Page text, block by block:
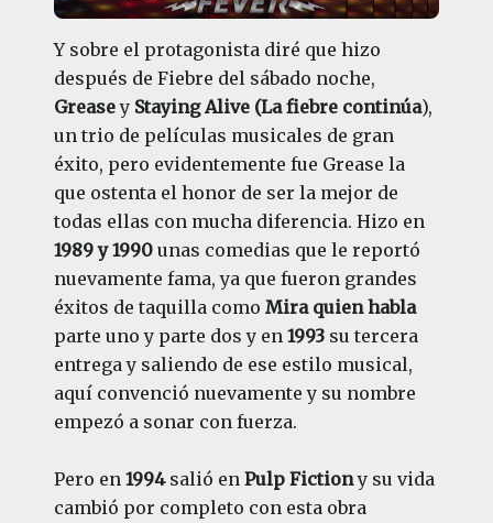
Y sobre el protagonista diré que hizo
después de Fiebre del sábado noche,
Greasey Staying Alive (La fiebre continúa),
un trio de películas musicales de gran
éxito, pero evidentemente fue Grease la
que ostenta el honor de ser la mejor de
todas ellas con mucha diferencia. Hizo en
1989 y 1990 unas comedias que le reportó
nuevamente fama, ya que fueron grandes
éxitos de taquilla como Mira quien habla
parte uno y parte dos y en 1993su tercera
entrega y saliendo de ese estilo musical,
aquí convenció nuevamente y su nombre
empezó a sonar con fuerza.
Pero en 1994salió en Pulp Fictiony su vida
cambió por completo con esta obra